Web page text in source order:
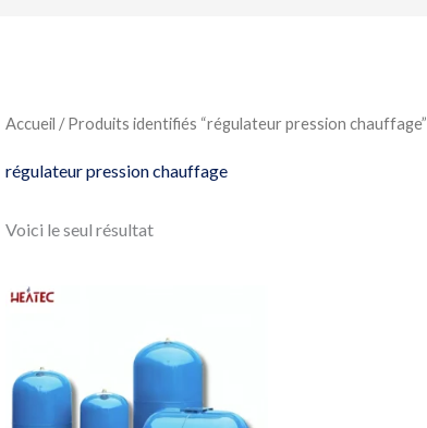
Accueil / Produits identifiés “régulateur pression chauffage”
régulateur pression chauffage
Voici le seul résultat
8,100 د.ج
à